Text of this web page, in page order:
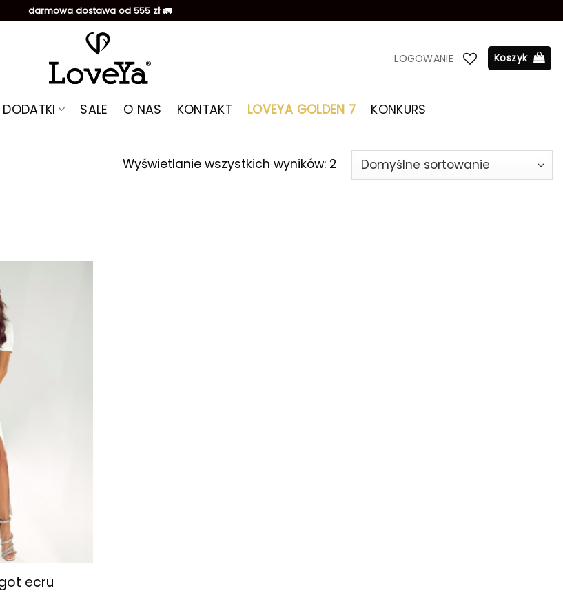
darmowa dostawa od 555 zł 🚛
LOGOWANIE Koszyk
SALE O NAS KONTAKT LOVEYA GOLDEN 7 KONKURS
Wyświetlanie wszystkich wyników: 2
ecru